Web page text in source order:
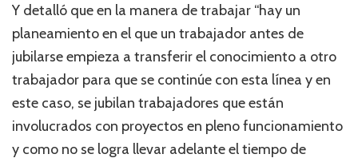
Y detalló que en la manera de trabajar “hay un
planeamiento en el que un trabajador antes de
jubilarse empieza a transferir el conocimiento a otro
trabajador para que se continúe con esta línea y en
este caso, se jubilan trabajadores que están
involucrados con proyectos en pleno funcionamiento
y como no se logra llevar adelante el tiempo de